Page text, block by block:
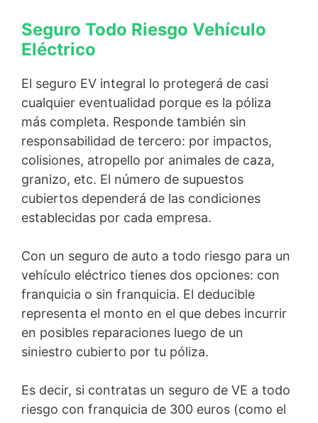
Seguro Todo Riesgo Vehículo
Eléctrico
El seguro EV integral lo protegerá de casi
cualquier eventualidad porque es la póliza
más completa. Responde también sin
responsabilidad de tercero: por impactos,
colisiones, atropello por animales de caza,
granizo, etc. El número de supuestos
cubiertos dependerá de las condiciones
establecidas por cada empresa.
Con un seguro de auto a todo riesgo para un
vehículo eléctrico tienes dos opciones: con
franquicia o sin franquicia. El deducible
representa el monto en el que debes incurrir
en posibles reparaciones luego de un
siniestro cubierto por tu póliza.
Es decir, si contratas un seguro de VE a todo
riesgo con franquicia de 300 euros (como el